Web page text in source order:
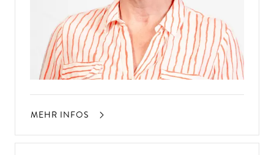
MEHR INFOS